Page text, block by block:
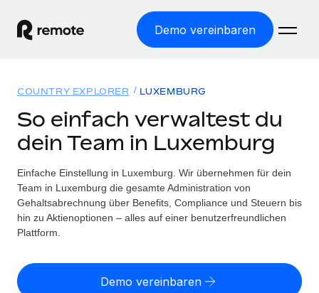
Demo vereinbaren
WELTWEITE BESCHÄFTIGUNG
Globale Payroll
Einfache, rechtssicher Payroll
Employer of Record
Weltweites Wachstum ohne Kosten für Niederlassungen
Contractor of Record
Rechtssichere, weltweite Arbeit mit Freelancer:innen
Lösungen
WELTWEITE ABDECKUNG
Country Explorer
Länderspezifische Unterstützung bei der Einstellung
Einfache Einstellung in allen US-Bundesstaaten
Ressourcen
TOOLS UND RECHNER
Scheinselbstständigkeitsrisiko berechnen
Preise
COUNTRY EXPLORER LUXEMBURG
So einfach verwaltest du
dein Team in Luxemburg
Einfache Einstellung in Luxemburg. Wir übernehmen für dein
Team in Luxemburg die gesamte Administration von
Gehaltsabrechnung über Benefits, Compliance und Steuern bis
hin zu Aktienoptionen – alles auf einer benutzerfreundlichen
Plattform.
Demo vereinbaren